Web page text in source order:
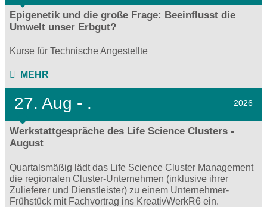
Epigenetik und die große Frage: Beeinflusst die
Umwelt unser Erbgut?
Kurse für Technische Angestellte
MEHR
27. Aug - . 2026
Werkstattgespräche des Life Science Clusters -
August
Quartalsmäßig lädt das Life Science Cluster Management
die regionalen Cluster-Unternehmen (inklusive ihrer
Zulieferer und Dienstleister) zu einem Unternehmer-
Frühstück mit Fachvortrag ins KreativWerkR6 ein.